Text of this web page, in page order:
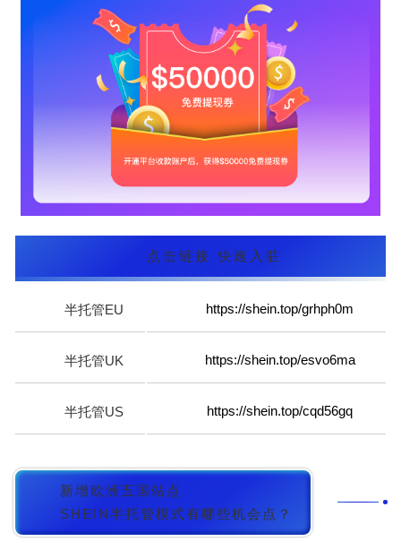
点击链接 快速入驻
半托管EU https://shein.top/grhph0m
半托管UK https://shein.top/esvo6ma
半托管US https://shein.top/cqd56gq
新增欧洲五国站点
SHEIN半托管模式有哪些机会点？